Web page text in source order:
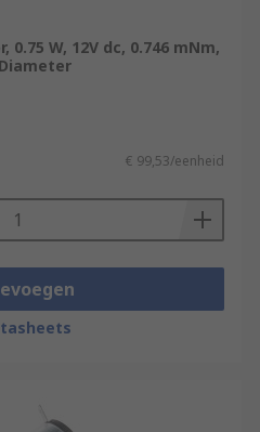
0.75 W, 12V dc, 0.746 mNm,
€ 99,53/eenheid